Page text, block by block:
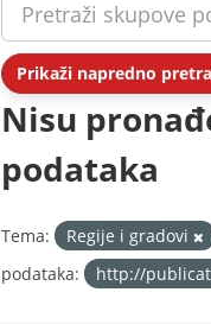
Prikaži napredno
Nisu
podataka
Tema: Regije i gradovi
podataka:
http://